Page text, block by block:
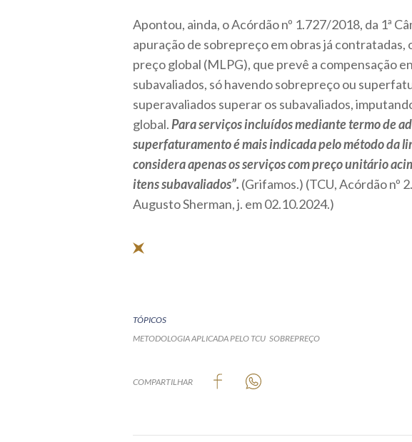
Apontou, ainda, o Acórdão nº 1.727/2018, da 1ª
apuração de sobrepreço em obras já contratadas,
preço global (MLPG), que prevê a compensação
subavaliados, só havendo sobrepreço ou
superavaliados superar os subavaliados,
global. Para serviços incluídos mediante termo de
superfaturamento é mais indicada pelo método da
considera apenas os serviços com preço unitário
itens subavaliados”. (Grifamos.) (TCU, Acórdão nº
Augusto Sherman, j. em 02.10.2024.)
TÓPICOS
METODOLOGIA APLICADA PELO TCU SOBREPREÇO
COMPARTILHAR